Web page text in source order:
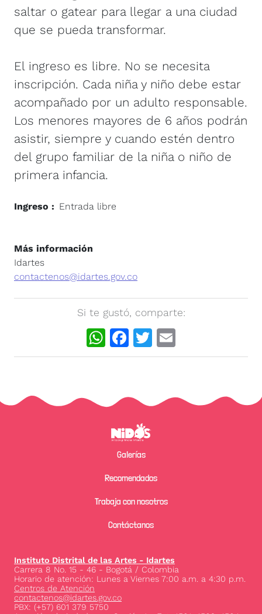
saltar o gatear para llegar a una ciudad
que se pueda transformar.
El ingreso es libre. No se necesita
inscripción. Cada niña y niño debe estar
acompañado por un adulto responsable.
Los menores mayores de 6 años podrán
asistir, siempre y cuando estén dentro
del grupo familiar de la niña o niño de
primera infancia.
Ingreso Entrada libre
Más información
Idartes
contactenos@idartes.gov.co
Si te gustó, comparte:
WhatsApp
Facebook
Twitter
Pie de página
Galerías
Recomendados
Trabaja con nosotros
Contáctanos
Instituto Distrital de las Artes - Idartes
Carrera 8 No. 15 - 46 - Bogotá / Colombia
Horario de atención: Lunes a Viernes 7:00 a.m. a 4:30 p.m.
Centros de Atención
contactenos@idartes.gov.co
PBX: (+57) 601 379 5750